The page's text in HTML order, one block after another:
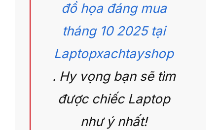
đồ họa đáng mua
tháng 10 2025 tại
Laptopxachtayshop
. Hy vọng bạn sẽ tìm
được chiếc Laptop
như ý nhất!